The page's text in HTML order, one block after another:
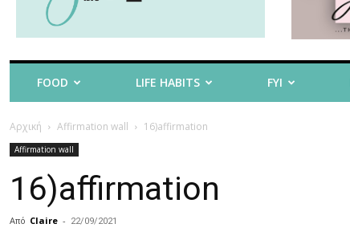
FOOD LIFE HABITS FYI
Αρχική Affirmation wall 16)affirmation
Affirmation wall
16)affirmation
Από Claire - 22/09/2021